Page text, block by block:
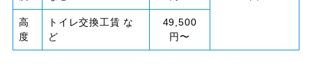
高
度
トイレ交換工賃 な
ど
49,500
円〜